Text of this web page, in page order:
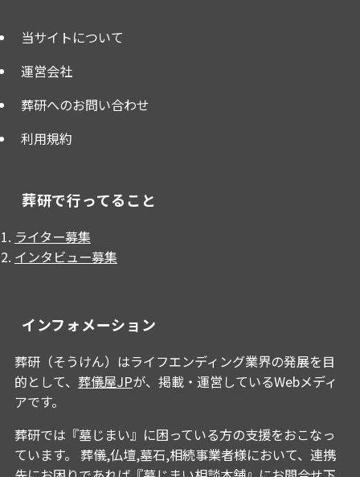
当サイトについて
運営会社
葬研へのお問い合わせ
利用規約
葬研で行ってること
ライター募集
インタビュー募集
インフォメーション
葬研（そうけん）はライフエンディング業界の発展を目
的として、 葬儀屋JPが、掲載・運営しているWebメディ
アです。
葬研では『墓じまい』に困っている方の支援をおこなっ
ています。 葬儀,仏壇,墓石,相続事業者様において、連携